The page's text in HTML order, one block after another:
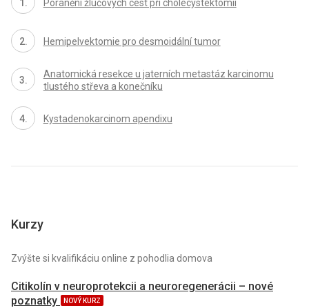
Poranění žlučových cest při cholecystektomii
Hemipelvektomie pro desmoidální tumor
Anatomická resekce u jaterních metastáz karcinomu
tlustého střeva a konečníku
Kystadenokarcinom apendixu
Kurzy
Zvýšte si kvalifikáciu online z pohodlia domova
Citikolín v neuroprotekcii a neuroregenerácii – nové
poznatky
NOVÝ KURZ